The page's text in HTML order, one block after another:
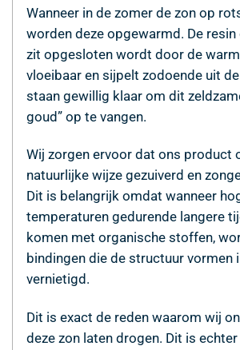
Wanneer in de zomer de zon op
worden deze opgewarmd. De
zit opgesloten wordt door de
vloeibaar en sijpelt zodoende uit de
staan gewillig klaar om dit
goud” op te vangen.
Wij zorgen ervoor dat ons product
natuurlijke wijze gezuiverd en
Dit is belangrijk omdat wanneer
temperaturen gedurende langere
komen met organische stoffen,
bindingen die de structuur vormen
vernietigd.
Dit is exact de reden waarom wij
deze zon laten drogen. Dit is